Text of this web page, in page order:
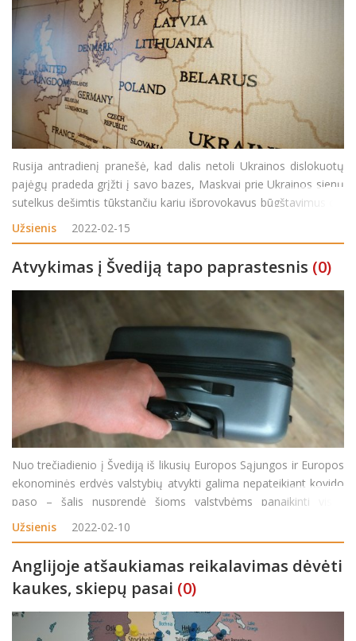
Rusija antradienį pranešė, kad dalis netoli Ukrainos dislokuotų
pajėgų pradeda grįžti į savo bazes, Maskvai prie Ukrainos sienų
sutelkus dešimtis tūkstančių karių išprovokavus būgštavimus dėl
galimos invazijos. „Pietinės ir Vakarinės karinių apygardų daliniai,
įvyk
Užsienis 2022-02-15
Atvykimas į Švediją tapo paprastesnis (0)
Nuo trečiadienio į Švediją iš likusių Europos Sąjungos ir Europos
ekonominės erdvės valstybių atvykti galima nepateikiant kovido
paso – šalis nusprendė šioms valstybėms panaikinti visus
atvykimo apribojimus. Švedijos vyriausybė nutarė nuo vasario 9
d. panaik
Užsienis 2022-02-10
Anglijoje atšaukiamas reikalavimas dėvėti
kaukes, skiepų pasai (0)